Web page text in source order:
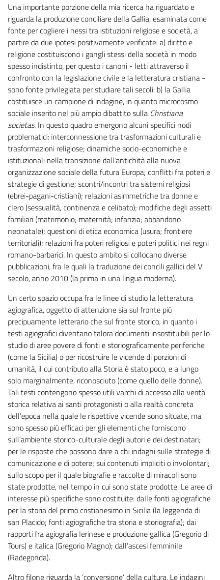
Una importante porzione della mia ricerca ha riguardato e
riguarda la produzione conciliare della Gallia, esaminata come
fonte per cogliere i nessi tra istituzioni religiose e società, a
partire da due ipotesi positivamente verificate: a) diritto e
religione costituiscono i gangli stessi della società in modo
spesso indistinto, per questo i canoni - letti attraverso il
confronto con la legislazione civile e la letteratura cristiana -
sono fonte privilegiata per studiare tali secoli: b) la Gallia
costituisce un campione di indagine, in quanto microcosmo
sociale inserito nel più ampio dibattito sulla Christiana
societas. In questo quadro emergono alcuni specifici nodi
problematici: interconnessione tra trasformazioni culturali e
trasformazioni religiose; dinamiche socio-economiche e
istituzionali nella transizione dall'antichità alla nuova
organizzazione sociale della futura Europa; conflitti fra poteri e
strategie di gestione; scontri/incontri tra sistemi religiosi
(ebrei-pagani-cristiani); relazioni asimmetriche tra donne e
clero (sessualità, continenza e celibato); modifiche degli assetti
familiari (matrimonio; maternità; infanzia; abbandono
neonatale); questioni di etica economica (usura; frontiere
territoriali); relazioni fra poteri religiosi e poteri politici nei regni
romano-barbarici. In questo ambito si collocano diverse
pubblicazioni, fra le quali la traduzione dei concili gallici del V
secolo, anno 2010 (la prima in una lingua moderna).
Un certo spazio occupa fra le linee di studio la letteratura
agiografica, oggetto di attenzione sia sul fronte più
precipuamente letterario che sul fronte storico, in quanto i
testi agiografici diventano talora documenti insostituibili per lo
studio di aree povere di fonti e storiograficamente periferiche
(come la Sicilia) o per ricostruire le vicende di porzioni di
umanità, il cui contributo alla Storia è stato poco, e a lungo
solo marginalmente, riconosciuto (come quello delle donne).
Tali testi contengono spesso utili varchi di accesso alla verità
storica relativa ai santi protagonisti o alla realtà concreta
dell’epoca nella quale le rispettive vicende sono situate, ma
sono spesso più efficaci per gli elementi che forniscono
sull’ambiente storico-culturale degli autori e dei destinatari;
per le risposte che possono dare a chi indaghi sulle strategie di
comunicazione e di potere; sui contenuti impliciti o involontari;
sullo scopo per il quale biografie e raccolte di miracoli sono
state prodotte, nel tempo in cui sono state prodotte. Le aree di
interesse più specifiche sono costituite: dalle fonti agiografiche
per la storia del primo cristianesimo in Sicilia (la leggenda di
san Placido; fonti agiografiche tra storia e storiografia); dai
rapporti fra agiografia lerinese e produzione gallica (Gregorio di
Tours) e italica (Gregorio Magno); dall’ascesi femminile
(Radegonda).
Altro filone riguarda la ‘conversione’ della cultura. Le indagini